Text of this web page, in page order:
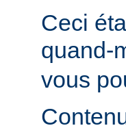
Ceci
quand-
vous